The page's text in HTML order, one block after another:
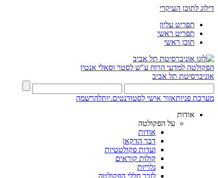
דילוג לתוכן העיקרי
תפריט עליון
תפריט ראשי
תוכן ראשי
הפקולטה למדעי הרוח ע"ש לסטר וסאלי אנטין
אוניברסיטת תל אביב
מערכת פניותאזור אישי לסטודנטים.יותלהרשמה
אודות
על הפקולטה
אודות
דבר הדקאן
ועדות פקולטטיות
קולות קוראים
גלריות
לזכר חללי הפקולטה